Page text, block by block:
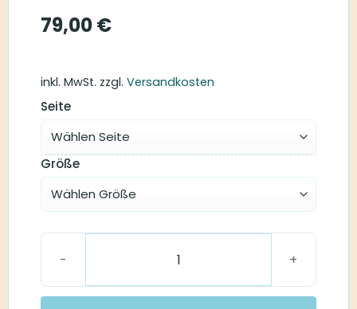
79,00€
inkl. MwSt. zzgl. Versandkosten
Seite
Größe